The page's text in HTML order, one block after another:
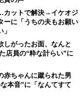
カットで解決→イケオジ
に「うちの夫もお願い
しがったお面、なんと
員の“粋な計らい”に
赤ちゃんに蹴られた男
本音”に「なんてすて